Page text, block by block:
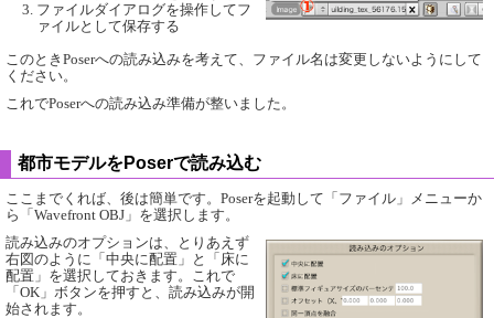
ファイルダイアログを操作してフ
ァイルとして保存する
このときPoserへの読み込みを考えて、ファイル名は変更しないようにして
ください。
これでPoserへの読み込み準備が整いました。
都市モデルをPoserで読み込む
ここまでくれば、後は簡単です。Poserを起動して「ファイル」メニューか
ら「Wavefront OBJ」を選択します。
読み込みのオプションは、とりあえず
右図のように「中央に配置」と「床に
配置」を選択しておきます。これで
「OK」ボタンを押すと、読み込みが開
始されます。